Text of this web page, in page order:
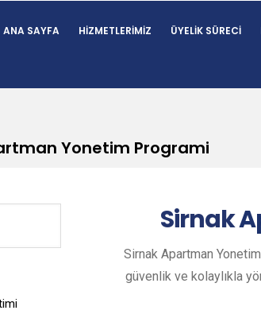
ANA SAYFA HIZMETLERIMIZ ÜYELIK SÜRECI
Yonetim Programi
Sirnak
Sirnak Apartman
güvenlik ve kolaylıkla